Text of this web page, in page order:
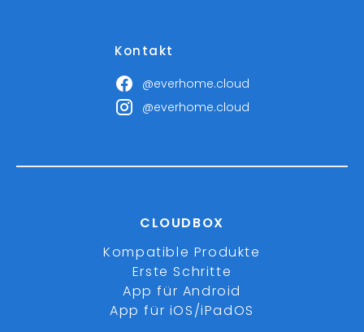
Kontakt
@everhome.cloud
@everhome.cloud
CLOUDBOX
Kompatible Produkte
Erste Schritte
App für Android
App für iOS/iPadOS